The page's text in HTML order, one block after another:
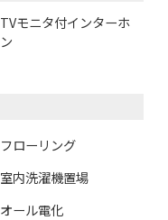
TVモニタ付インターホ
ン
フローリング
室内洗濯機置場
オール電化